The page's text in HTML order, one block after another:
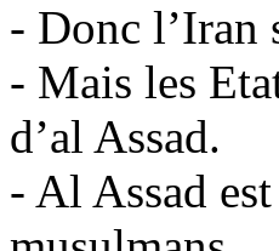
- Donc l’Iran
- Mais les
d’al Assad.
- Al Assad